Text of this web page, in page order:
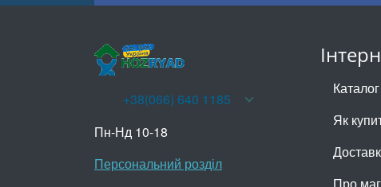
Як
+38(066) 640 1185
Пн-Нд 10-18
Персональний розділ